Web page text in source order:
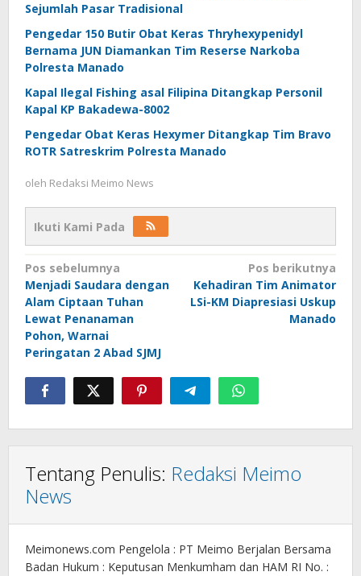
Sejumlah Pasar Tradisional
Pengedar 150 Butir Obat Keras Thryhexypenidyl
Bernama JUN Diamankan Tim Reserse Narkoba
Polresta Manado
Kapal Ilegal Fishing asal Filipina Ditangkap Personil
Kapal KP Bakadewa-8002
Pengedar Obat Keras Hexymer Ditangkap Tim Bravo
ROTR Satreskrim Polresta Manado
oleh Redaksi Meimo News
Ikuti Kami Pada
Navigasi
pos
Pos sebelumnya
Menjadi Saudara dengan
Alam Ciptaan Tuhan
Lewat Penanaman
Pohon, Warnai
Peringatan 2 Abad SJMJ
Pos berikutnya
Kehadiran Tim Animator
LSi-KM Diapresiasi Uskup
Manado
Tentang Penulis: Redaksi Meimo
News
Meimonews.com Pengelola : PT Meimo Berjalan Bersama
Badan Hukum : Keputusan Menkumham dan HAM RI No. :